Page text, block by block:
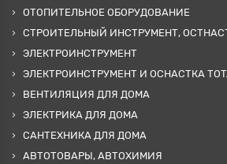
ОТОПИТЕЛЬНОЕ ОБОРУДОВАНИЕ
СТРОИТЕЛЬНЫЙ ИНСТРУМЕНТ,
ЭЛЕКТРОИНСТРУМЕНТ
ЭЛЕКТРОИНСТРУМЕНТ И ОСНАСТКА
ВЕНТИЛЯЦИЯ ДЛЯ ДОМА
ЭЛЕКТРИКА ДЛЯ ДОМА
САНТЕХНИКА ДЛЯ ДОМА
АВТОТОВАРЫ, АВТОХИМИЯ